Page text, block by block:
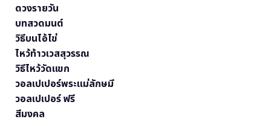
ดวงรายวัน
บทสวดมนต์
วิธีบนไอ้ไข่
ไหว้ท้าวเวสสุวรรณ
วิธีไหว้วัดแขก
วอลเปเปอร์พระแม่ลักษมี
วอลเปเปอร์ ฟรี
สีมงคล